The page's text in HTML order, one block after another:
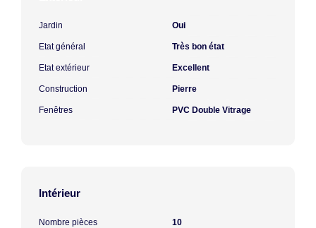
Jardin Oui
Etat général Très bon état
Etat extérieur Excellent
Construction Pierre
Fenêtres PVC Double Vitrage
Intérieur
Nombre pièces 10